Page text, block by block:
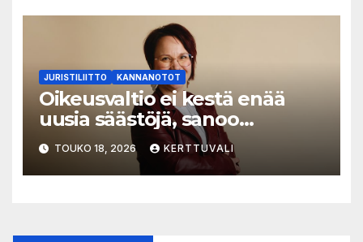
JURISTILIITTO KANNANOTOT
Oikeusvaltio ei kestä enää
uusia säästöjä, sanoo
Juristiliiton uusi
toiminnanjohtaja
TOUKO 18, 2026 KERTTUVALI